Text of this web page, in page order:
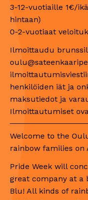
3-12-vuotiaille 1€/
hintaan)
0-2-vuotiaat
Ilmoittaudu
henkilöiden iät ja
maksutiedot ja
Ilmoittautumiset
Welcome to the
rainbow families on
Pride Week will
great company at a
Blu! All kinds of